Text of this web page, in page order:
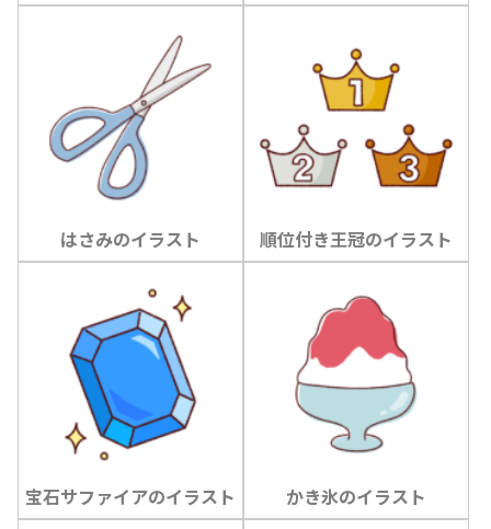
はさみのイラスト 順位付き王冠のイラスト
宝石サファイアのイラスト かき氷のイラスト